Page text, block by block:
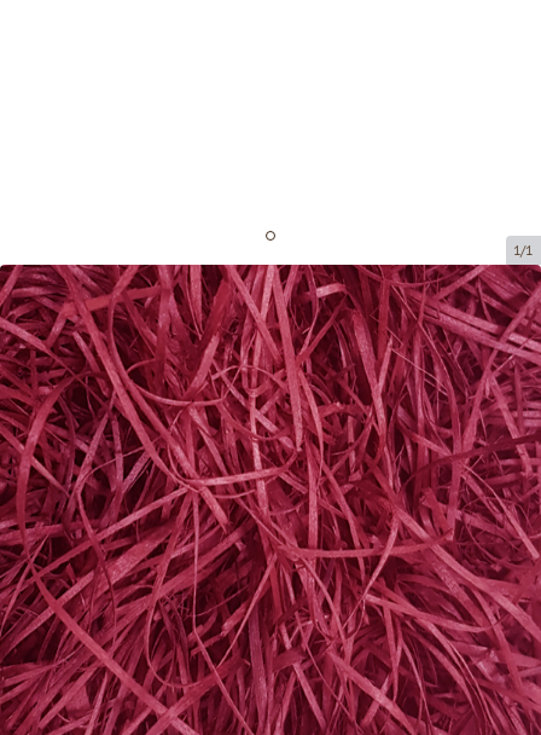
1/1
Wood shavings for decoration
Product code:DS008
Size:25 x 35 cm
Product can be collected from a pickup point.
Price per 1 package
€5.08
1+ pkg.